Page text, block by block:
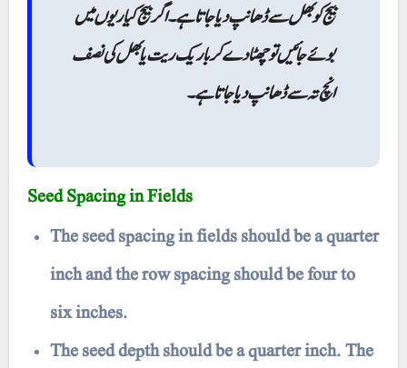
بیج کو بھل سے ڈھانپ دیا جاتا ہے۔ اگر بیج کیاریوں میں
بوئے جائیں تو چھٹا دے کر بار یک ریت یا بھل کی نصف
انچ تہ سے ڈھانپ دیا جاتا ہے۔
Seed Spacing in Fields
The seed spacing in fields should be a quarter
inch and the row spacing should be four to
six inches.
The seed depth should be a quarter inch. The